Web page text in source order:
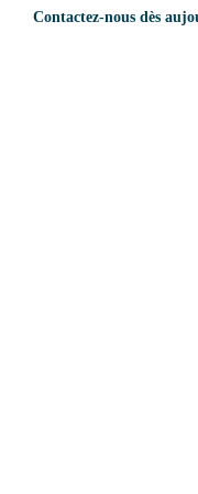
Contactez-nous dès